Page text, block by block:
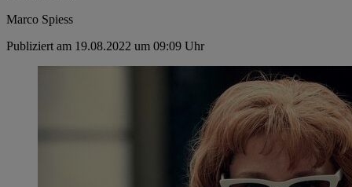
Marco Spiess
Publiziert am 19.08.2022 um 09:09 Uhr